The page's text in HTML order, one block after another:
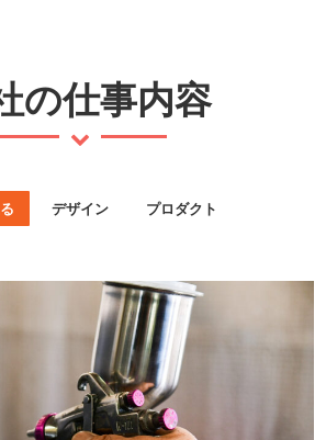
の仕事内容
デザイン プロダクト